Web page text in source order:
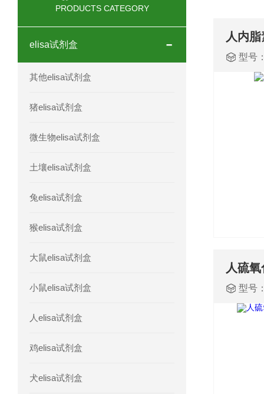
人鞘脂(SPH)elisa试剂盒现货速发
人抗卵巢抗体(Anti-OV Ab)elisa试剂盒
人蓝氏贾第虫(GL)elisa试剂盒厂家直销
PRODUCTS CATEGORY
elisa试剂盒
其他elisa试剂盒
猪elisa试剂盒
微生物elisa试剂盒
土壤elisa试剂盒
兔elisa试剂盒
猴elisa试剂盒
大鼠elisa试剂盒
小鼠elisa试剂盒
人elisa试剂盒
鸡elisa试剂盒
犬elisa试剂盒
人内
型号
型号